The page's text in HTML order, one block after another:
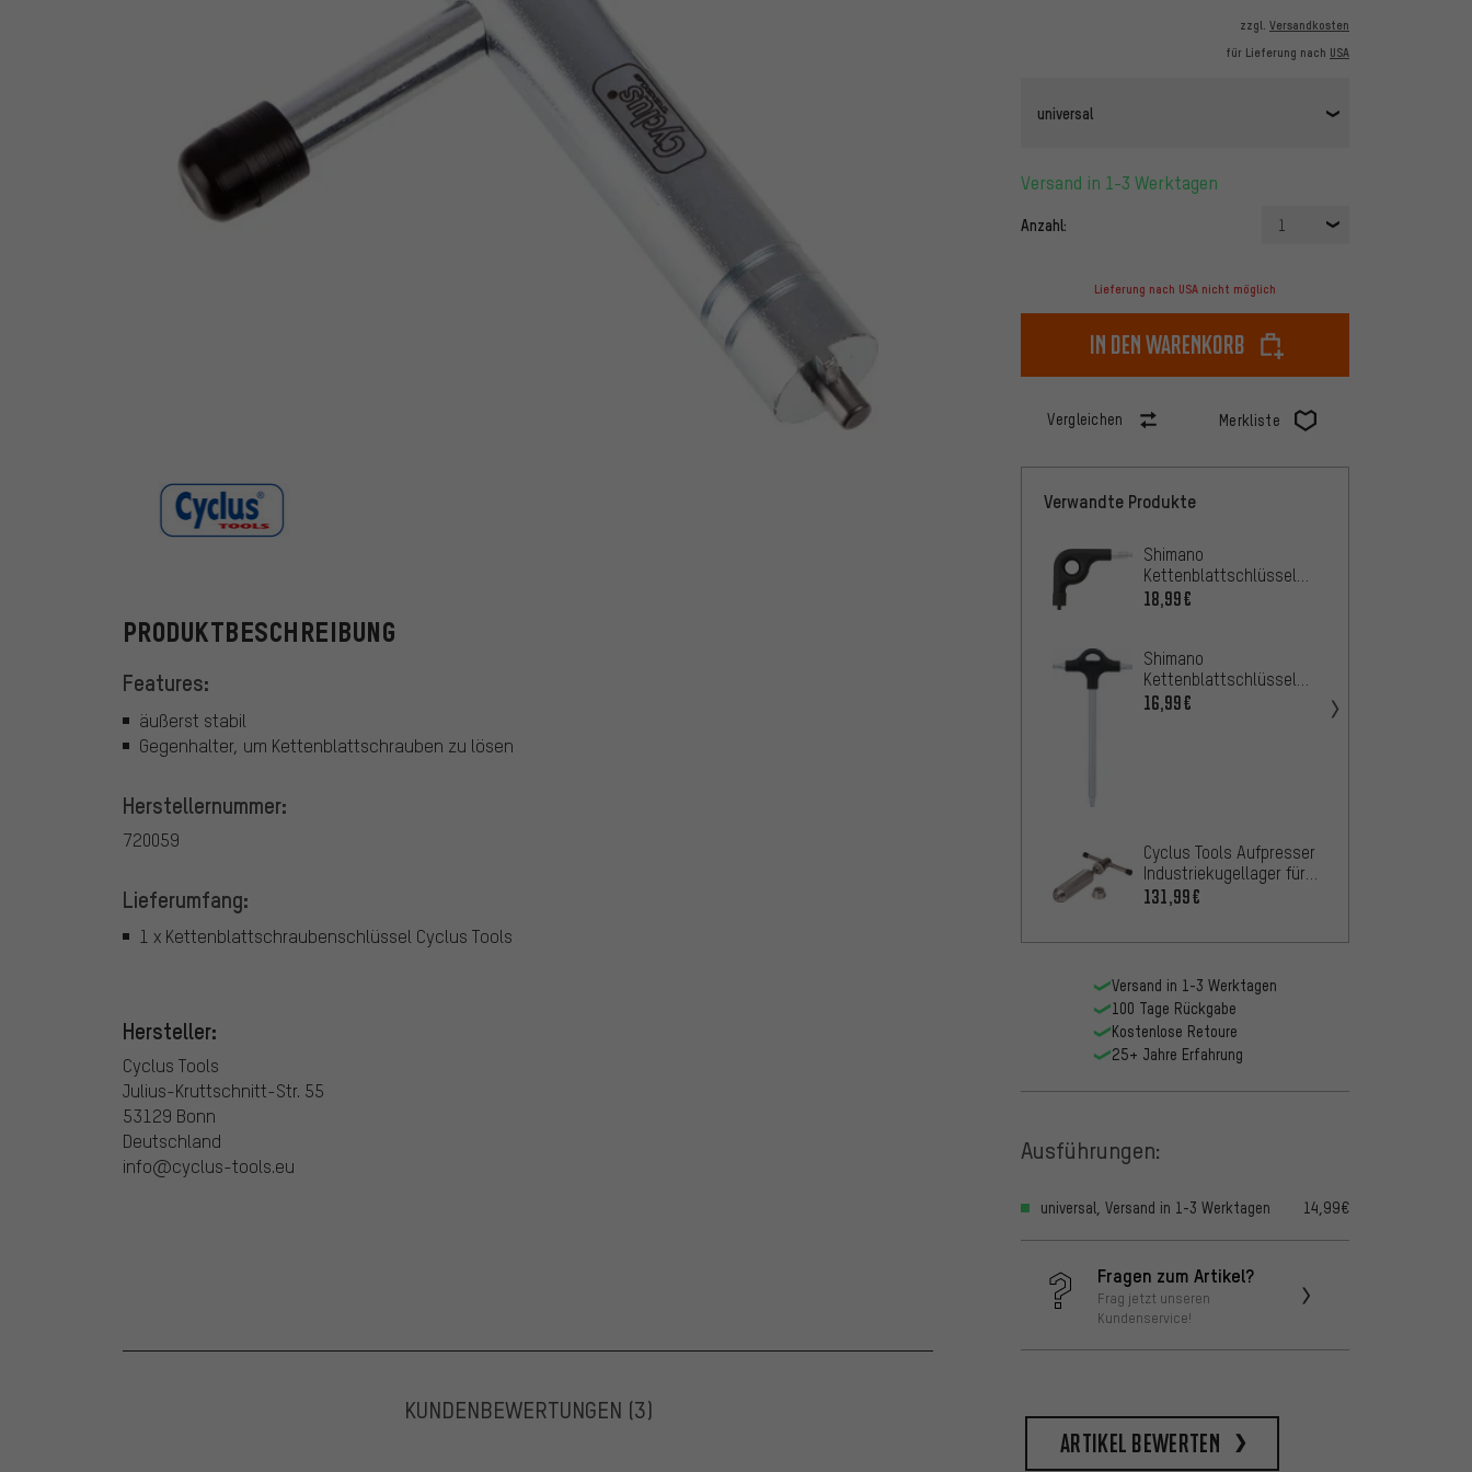
zzgl. Versandkosten
für Lieferung nach USA
universal
Versand in 1-3 Werktagen
Anzahl: 1
Lieferung nach USA nicht möglich
In den Warenkorb
Vergleichen Merkliste
PRODUKTBESCHREIBUNG
Features:
äußerst stabil
Gegenhalter, um Kettenblattschrauben zu lösen
Herstellernummer:
720059
Lieferumfang:
1 x Kettenblattschraubenschlüssel Cyclus Tools
Hersteller:
Cyclus Tools
Julius-Kruttschnitt-Str. 55
53129 Bonn
Deutschland
info@cyclus-tools.eu
Verwandte Produkte
Shimano
Kettenblattschlüssel
TL-FC22
18,99€
Shimano
Kettenblattschlüssel
TL-FC23
16,99€
Cyclus Tools Aufpresser
Industriekugellager für
Campagnolo
131,99€
Versand in 1-3 Werktagen
100 Tage Rückgabe
Kostenlose Retoure
25+ Jahre Erfahrung
Ausführungen:
universal, Versand in 1-3 Werktagen 14,99€
Fragen zum Artikel?
Frag jetzt unseren
Kundenservice!
KUNDENBEWERTUNGEN (3)
Artikel bewerten